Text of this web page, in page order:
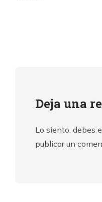
Deja una
Lo siento, debes
publicar un